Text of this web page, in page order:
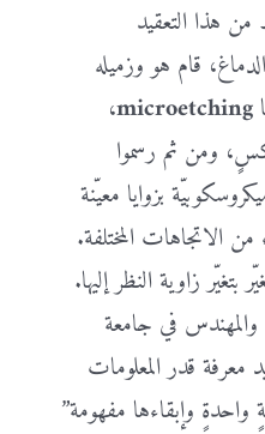
هذا التعقيد
قام هو وزميله
microetching،
ومن ثم رسموا
بزوايا معيّنة
الاتجاهات المختلفة.
بتغيّر زاوية النظر إليها.
والمهندس في جامعة
معرفة قدر المعلومات
وإبقاءها مفهومة”